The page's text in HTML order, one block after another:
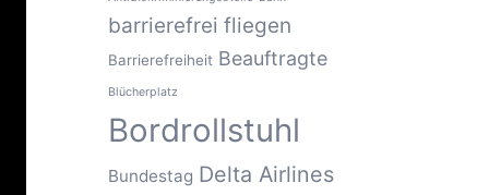
barrierefrei fliegen
Barrierefreiheit Beauftragte
Blücherplatz
Bordrollstuhl
Bundestag Delta Airlines